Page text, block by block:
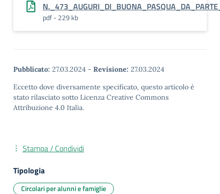
pdf - 229 kb
Pubblicato: 27.03.2024 - Revisione: 27.03.2024
Eccetto dove diversamente specificato, questo articolo è
stato rilasciato sotto Licenza Creative Commons
Attribuzione 4.0 Italia.
Stampa / Condividi
Tipologia
Circolari per alunni e famiglie